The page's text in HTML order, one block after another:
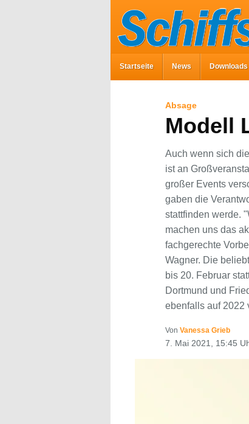
Startseite News Downloads
Absage
Modell
Auch wenn sich
ist an
großer Events
gaben die
stattfinden werde.
machen uns das
fachgerechte
Wagner. Die
bis 20. Februar
Dortmund und
ebenfalls auf 2022
Von Vanessa Grieb
7. Mai 2021, 15:45